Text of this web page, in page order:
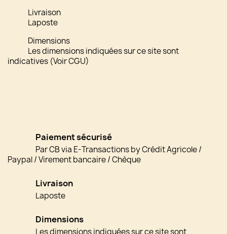
Livraison
Laposte
Dimensions
Les dimensions indiquées sur ce site sont
indicatives (Voir CGU)
Paiement sécurisé
Par CB via E-Transactions by Crédit Agricole /
Paypal / Virement bancaire / Chèque
Livraison
Laposte
Dimensions
Les dimensions indiquées sur ce site sont